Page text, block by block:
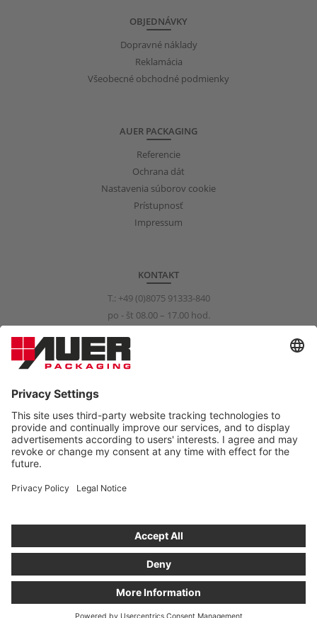
OBJEDNÁVKY
Dopravné náklady
Reklamácia
Všeobecné obchodné podmienky
AUER PACKAGING
Referencie
Ochrana dát
Nastavenia súborov cookie
Prístupnosť
Impressum
KONTAKT
T.: +49 (0)8075 91333-840
po - št 08.00 – 17.00 hod.
info@auer-packaging.com
Aktuálne nakupujete ako podnikateľský subjekt. V obchode
určenom pre súkromné osoby sú všetky ceny uvedené vrát. DPH a
platí zákonný právny nárok na vrátenie tovaru v trvaní 14 dní.
OBJEDNAŤ AKO SÚKROMNÁ OSOBA